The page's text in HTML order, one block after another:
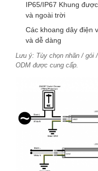
IP65/IP67 Khung
và ngoài trời
Các khoang dây điện
và dễ dàng
Lưu ý: Tùy chọn nhãn / gói
ODM được cung cấp.